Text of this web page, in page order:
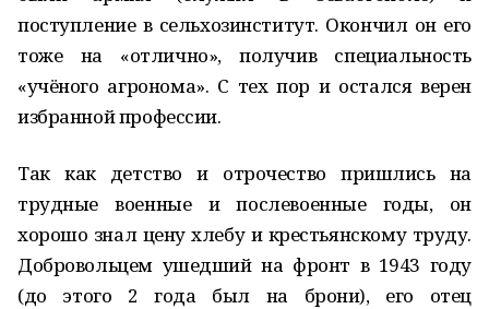
поступление в сельхозинститут. Окончил он его
тоже на «отлично», получив специальность
«учёного агронома». С тех пор и остался верен
избранной профессии.
Так как детство и отрочество пришлись на
трудные военные и послевоенные годы, он
хорошо знал цену хлебу и крестьянскому труду.
Добровольцем ушедший на фронт в 1943 году
(до этого 2 года был на брони), его отец